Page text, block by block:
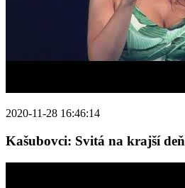
2020-11-28 16:46:14
Kašubovci: Svitá na krajší deň